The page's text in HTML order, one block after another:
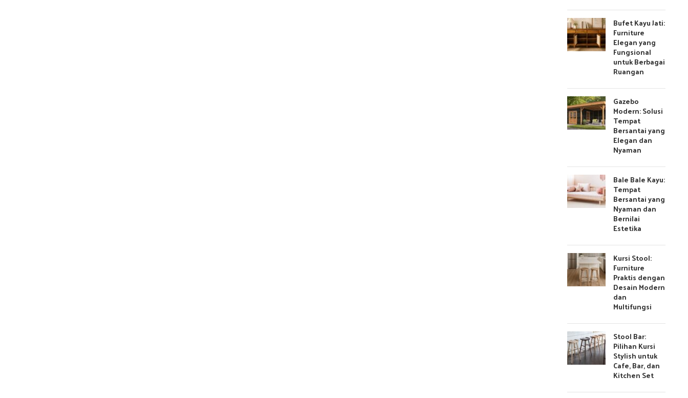
Bufet Kayu Jati:
Furniture
Elegan yang
Fungsional
untuk Berbagai
Ruangan
Gazebo
Modern: Solusi
Tempat
Bersantai yang
Elegan dan
Nyaman
Bale Bale Kayu:
Tempat
Bersantai yang
Nyaman dan
Bernilai
Estetika
Kursi Stool:
Furniture
Praktis dengan
Desain Modern
dan
Multifungsi
Stool Bar:
Pilihan Kursi
Stylish untuk
Cafe, Bar, dan
Kitchen Set